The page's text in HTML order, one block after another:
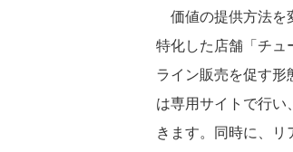
価値の提供方法を
特化した店舗「チュ
ライン販売を促す
は専用サイトで行
きます。同時に、リ